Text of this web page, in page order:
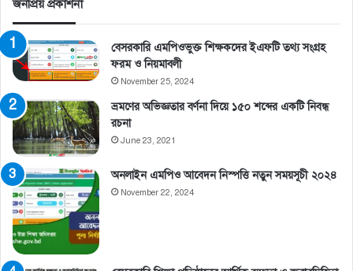
জনপ্রিয় প্রকাশনা
বেসরকারি এমপিওভুক্ত শিক্ষকদের ইএফটি তথ্য সংগ্রহ
ফরম ও নিয়মাবলী
November 25, 2024
ভ্রমণের অভিজ্ঞতার বর্ণনা দিয়ে ১৫০ শব্দের একটি নিবন্ধ
রচনা
June 23, 2021
অনলাইন এমপিও আবেদন নিস্পত্তি নতুন সময়সূচী ২০২৪
November 22, 2024